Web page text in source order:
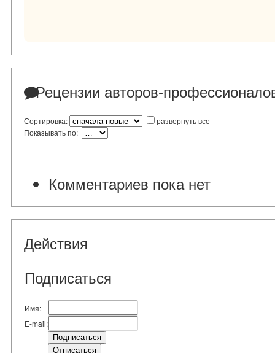
Рецензии авторов-
Сортировка:
развернуть все
Показывать по:
Комментариев пока нет
Действия
Подписаться
Имя:
E-mail: